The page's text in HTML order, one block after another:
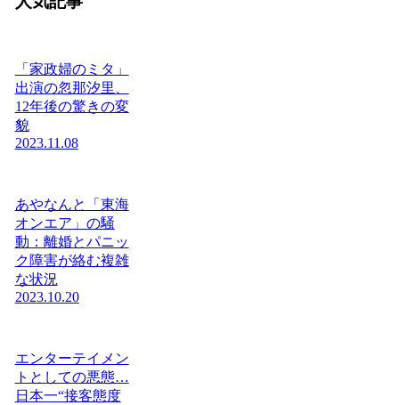
「家政婦のミタ」
出演の忽那汐里、
12年後の驚きの変
貌
2023.11.08
あやなんと「東海
オンエア」の騒
動：離婚とパニッ
ク障害が絡む複雑
な状況
2023.10.20
エンターテイメン
トとしての悪態…
日本一“接客態度